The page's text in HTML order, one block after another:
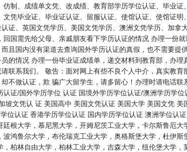
仿制、成绩单文凭、改成绩、教育部学历学位认证、毕业
凭毕业证、毕业证认证、留服认证、使馆认证、使馆证
证、英国文凭学历、美国文凭学历、澳洲文凭学历、加
国需先给父母、亲戚朋友看下学历认证的情况 办理一份
且国内没有渠道去查询国外学历认证的真假，也不需要
的情况 办理一份毕业证成绩单，递交材料到教育部，办
联系我们。 敬告：面对网上有些不良个人中介，真实教
不做认证，欺 骗广大留学生，请多留心！办理时请电话
证/国外学历学位 认证 国境外学历学位认证/澳洲学历学
坡文凭认 证 美国高中 美国文凭认证 美国大学 美国文凭
位认证 香港学历学位认证 国内学历学位认证 澳洲学位认
廷根大学，慕尼黑大学，开姆尼茨工业大学，卡尔斯鲁厄
鸿鲁尔大学，布伦瑞克工业大学，奥格斯堡大学，杜伊
，柏林自由大学，柏林工业大学，吉森大学，纽伦堡大学